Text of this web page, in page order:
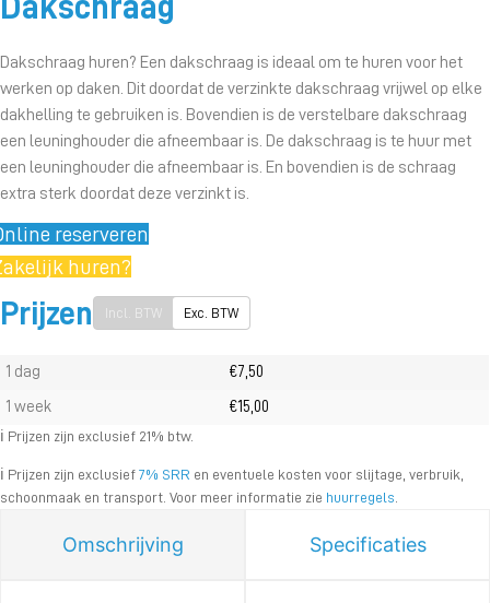
Dakschraag huren? Een dakschraag is ideaal om te huren voor het
werken op daken. Dit doordat de verzinkte dakschraag vrijwel op elke
dakhelling te gebruiken is. Bovendien is de verstelbare dakschraag
een leuninghouder die afneembaar is. De dakschraag is te huur met
een leuninghouder die afneembaar is. En bovendien is de schraag
extra sterk doordat deze verzinkt is.
reserveren
huren?
Prijzen Incl. BTW Exc. BTW
1 dag €7,50
1 week €15,00
ℹ️ Prijzen zijn exclusief 21% btw.
ℹ️ Prijzen zijn exclusief 7% SRR en eventuele kosten voor slijtage, verbruik,
schoonmaak en transport. Voor meer informatie zie huurregels
Omschrijving Specificaties